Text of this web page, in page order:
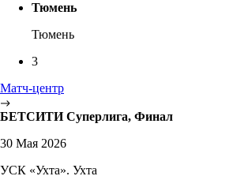
Тюмень
Тюмень
3
Матч-центр
БЕТСИТИ Суперлига, Финал
30 Мая 2026
УСК «Ухта». Ухта